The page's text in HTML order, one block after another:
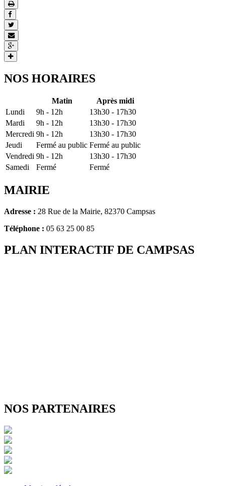
NOS HORAIRES
Matin
Après midi
Lundi
9h - 12h
13h30 - 17h30
Mardi
9h - 12h
13h30 - 17h30
Mercredi 9h - 12h
13h30 - 17h30
Jeudi
Fermé au public Fermé au public
Vendredi 9h - 12h
13h30 - 17h30
Samedi
Fermé Fermé
MAIRIE
Adresse : 28 Rue de la Mairie, 82370 Campsas
Téléphone : 05 63 25 00 85
PLAN INTERACTIF DE CAMPSAS
NOS PARTENAIRES